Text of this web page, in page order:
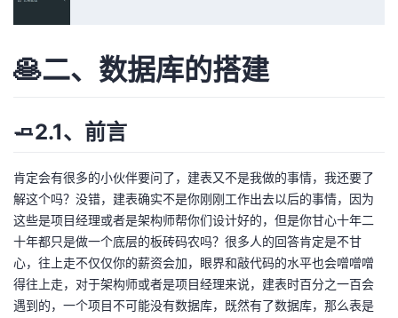
🥞二、数据库的搭建
🧈2.1、前言
肯定会有很多的小伙伴要问了，建表又不是我做的事情，我还要了
解这个吗？没错，建表确实不是你刚刚工作出去以后的事情，因为
这些是项目经理或者是架构师帮你们设计好的，但是你甘心十年二
十年都只是做一个底层的板砖码农吗？很多人的回答肯定是不甘
心，往上走不仅仅你的薪资会加，眼界和敲代码的水平也会噌噌噌
得往上走，对于架构师或者是项目经理来说，建表时百分之一百会
遇到的，一个项目不可能没有数据库，既然有了数据库，那么表是